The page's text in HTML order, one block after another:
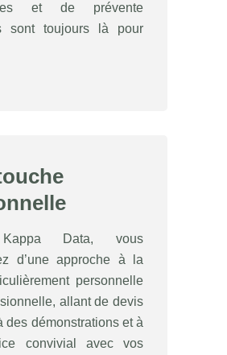
et de prévente
sont toujours là pour
Data, vous
d’une approche à la
personnelle
allant de devis
des démonstrations et à
convivial avec vos